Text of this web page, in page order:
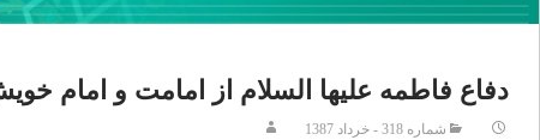
دفاع فاطمه عليها السلام از امامت و امام
شماره 318 - خرداد 1387